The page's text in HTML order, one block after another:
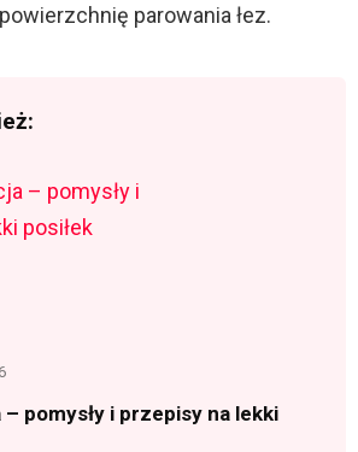
parowania łez.
pomysły i przepisy na lekki